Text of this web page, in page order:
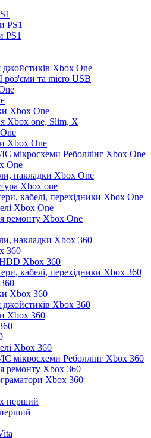
PS1
PS1
джойстиків Xbox One
та micro USB
Xbox One
Xbox one, Slim, X
Xbox One
мікросхеми Реболлінг Xbox One
One
накладки Xbox One
Xbox one
кабелі, перехідники Xbox One
Xbox One
ремонту Xbox One
накладки Xbox 360
360
Xbox 360
кабелі, перехідники Xbox 360
Xbox 360
джойстиків Xbox 360
Xbox 360
Xbox 360
мікросхеми Реболлінг Xbox 360
ремонту Xbox 360
Xbox 360
перший